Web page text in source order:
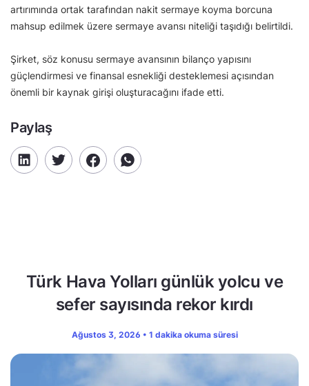
artırımında ortak tarafından nakit sermaye koyma borcuna
mahsup edilmek üzere sermaye avansı niteliği taşıdığı belirtildi.
Şirket, söz konusu sermaye avansının bilanço yapısını
güçlendirmesi ve finansal esnekliği desteklemesi açısından
önemli bir kaynak girişi oluşturacağını ifade etti.
Paylaş
Türk Hava Yolları günlük yolcu ve
sefer sayısında rekor kırdı
Ağustos 3, 2026 • 1 dakika okuma süresi